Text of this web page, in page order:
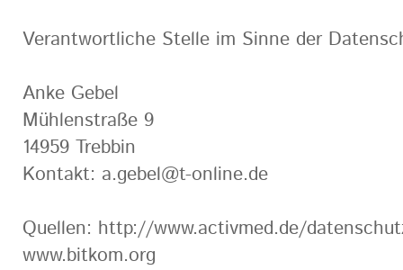
Verantwortliche Stelle im Sinne der
Anke Gebel
Mühlenstraße 9
14959 Trebbin
Kontakt: a.gebel@t-online.de
Quellen: http://www.activmed.de/
www.bitkom.org